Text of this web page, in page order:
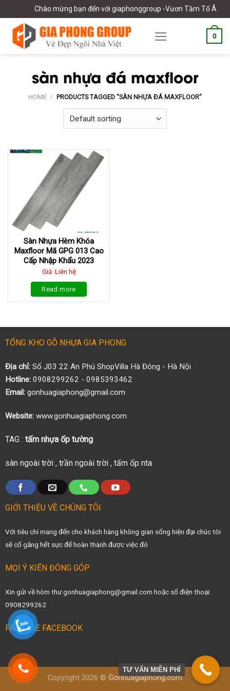
to
content
Chào mừng bạn đến với giaphonggroup -Vươn Tầm Tổ Âm
0
sàn nhựa đá maxfloor
HOME / PRODUCTS TAGGED “SÀN NHỰA ĐÁ MAXFLOOR”
Sàn Nhựa Hèm Khóa
Maxfloor Mã GPG 013 Cao
Cấp Nhập Khẩu 2023
Giá: Liên hệ
Read more
TỔNG KHO GỖ NHỰA GIA PHONG
Địa chỉ:Số J03 22 An Phú ShopVilla Hà Đông - Hà Nội
Hotline:0908299262 - 0985393462
Email:gonhuagiaphong@gmail.com
Website:www.gonhuagiaphong.com
TAG : tấm nhựa ốp tường
sàn ngoài trời, trần ngoài trời, tấm ốp nta
GIỚI THIỆU VỀ CHÚNG TÔI
Với tiêu chí mang đến cho khách hàng không gian sống hiện đại chúc tôi
sẽ cố gắng hết sực để hoàn thành được việc đó
MỌI Ý KIẾN ĐÓNG GÓP
Xin gửi về hòm thư gonhuagiaphong@gmail.com hoặc số điện thoại:
0908299262
FANPAGE FACEBOOK
Copyright 2026 © Gonhuagiaphong.com
TƯ VẤN MIỄN PHÍ